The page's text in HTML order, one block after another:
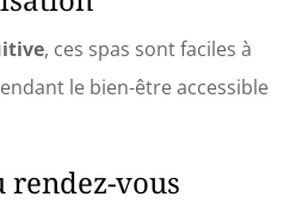
, ces spas sont faciles à
le bien-être accessible
rendez-vous